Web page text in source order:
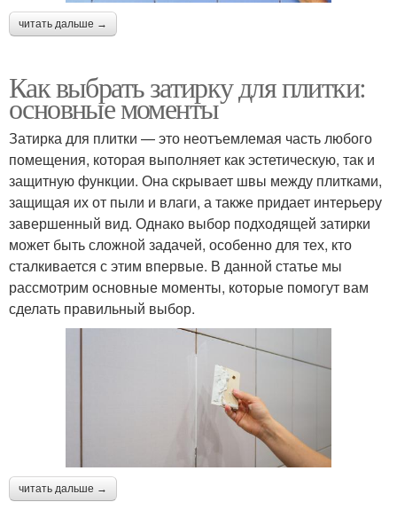
читать дальше →
Как выбрать затирку для плитки:
основные моменты
Затирка для плитки — это неотъемлемая часть любого
помещения, которая выполняет как эстетическую, так и
защитную функции. Она скрывает швы между плитками,
защищая их от пыли и влаги, а также придает интерьеру
завершенный вид. Однако выбор подходящей затирки
может быть сложной задачей, особенно для тех, кто
сталкивается с этим впервые. В данной статье мы
рассмотрим основные моменты, которые помогут вам
сделать правильный выбор.
читать дальше →